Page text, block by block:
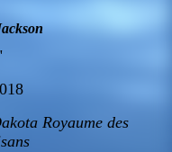
Royaume des